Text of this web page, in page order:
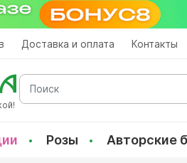
Доставка и оплата Контакты
Поиск
Розы Авторские